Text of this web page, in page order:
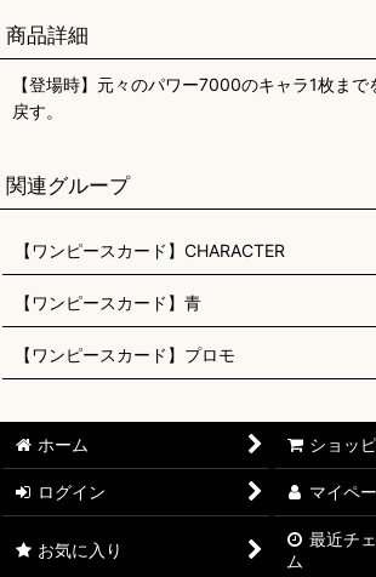
商品詳細
【登場時】元々のパワー7000のキャラ1枚まで
戻す。
関連グループ
【ワンピースカード】CHARACTER
【ワンピースカード】青
【ワンピースカード】プロモ
ホーム ショッ
ログイン マイペ
お気に入り
最近チ
ム